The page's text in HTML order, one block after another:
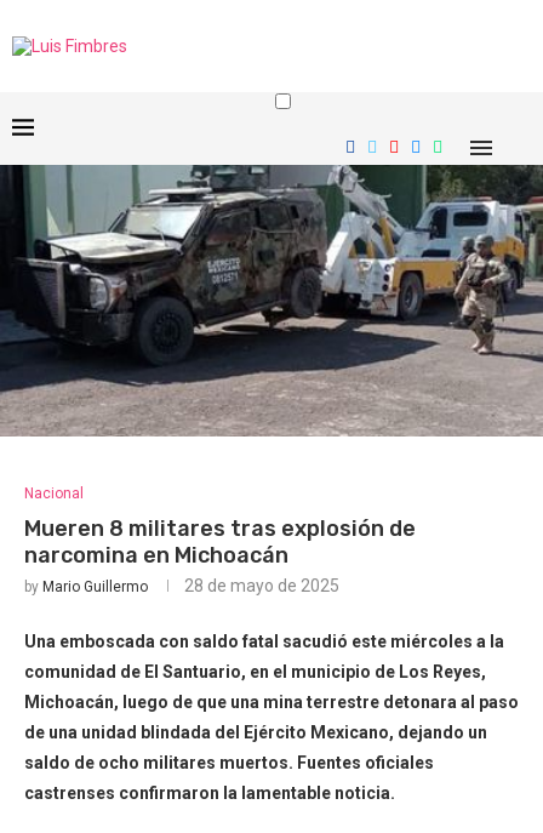
Nacional
Mueren 8 militares tras explosión de
narcomina en Michoacán
by Mario Guillermo 28 de mayo de 2025
Una emboscada con saldo fatal sacudió este miércoles a la
comunidad de El Santuario, en el municipio de Los Reyes,
Michoacán, luego de que una mina terrestre detonara al paso
de una unidad blindada del Ejército Mexicano, dejando un
saldo de ocho militares muertos. Fuentes oficiales
castrenses confirmaron la lamentable noticia.